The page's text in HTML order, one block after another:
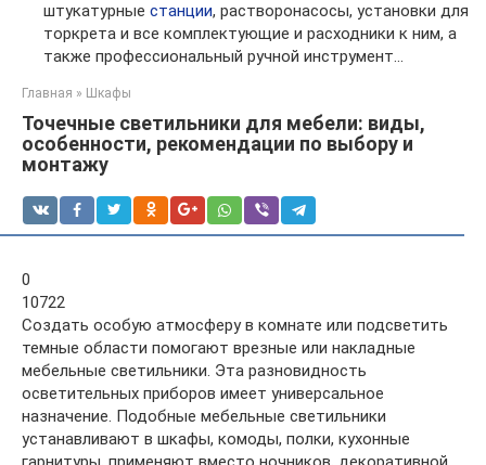
штукатурные станции, растворонасосы, установки для
торкрета и все комплектующие и расходники к ним, а
также профессиональный ручной инструмент...
Главная » Шкафы
Точечные светильники для мебели: виды,
особенности, рекомендации по выбору и
монтажу
0
10722
Создать особую атмосферу в комнате или подсветить
темные области помогают врезные или накладные
мебельные светильники. Эта разновидность
осветительных приборов имеет универсальное
назначение. Подобные мебельные светильники
устанавливают в шкафы, комоды, полки, кухонные